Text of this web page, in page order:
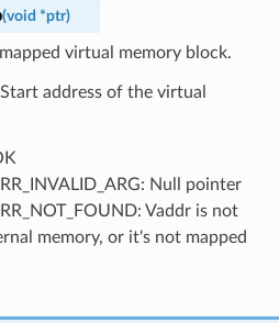
(void *ptr)
virtual memory block.
Start address of the virtual
Null pointer
Vaddr is not
memory, or it's not mapped